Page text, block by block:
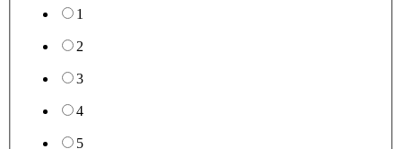
1
2
3
4
5